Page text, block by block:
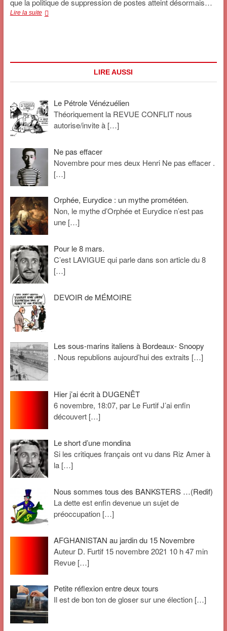
que la politique de suppression de postes atteint désormais…
Lire la suiteEducation
?
LIRE AUSSI
Le Pétrole Vénézuélien
Théoriquement la REVUE CONFLIT nous
autorise/invite à […]
Ne pas effacer
Novembre pour mes deux Henri Ne pas effacer .
[…]
Orphée, Eurydice : un mythe prométéen.
Non, le mythe d’Orphée et Eurydice n’est pas
une […]
Pour le 8 mars.
C’est LAVIGUE qui parle dans son article du 8
[…]
DEVOIR de MÉMOIRE
Les sous-marins italiens à Bordeaux- Snoopy
. Nous republions aujourd’hui des extraits […]
Hier j’ai écrit à DUGENÊT
6 novembre, 18:07, par Le Furtif J’ai enfin
découvert […]
Le short d’une mondina
Si les critiques français ont vu dans Riz Amer à
la […]
Nous sommes tous des BANKSTERS …(Redif)
La dette est enfin devenue un sujet de
préoccupation […]
AFGHANISTAN au jardin du 15 Novembre
Auteur D. Furtif 15 novembre 2021 10 h 47 min
Revue […]
Petite réflexion entre deux tours
Il est de bon ton de gloser sur une élection […]